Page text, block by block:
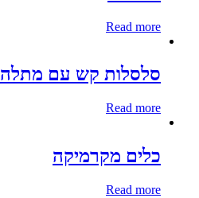
Read more
סלסלות קש עם מתלה
Read more
כלים מקרמיקה
Read more